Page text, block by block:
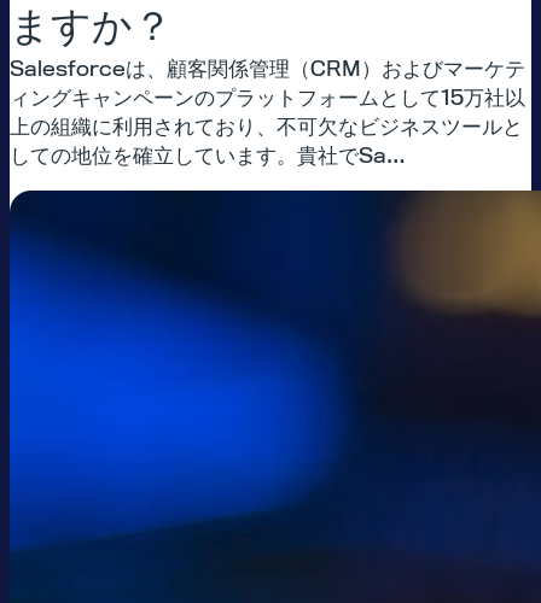
ますか？
Salesforceは、顧客関係管理（CRM）およびマーケテ
ィングキャンペーンのプラットフォームとして15万社以
上の組織に利用されており、不可欠なビジネスツールと
しての地位を確立しています。貴社でSa…